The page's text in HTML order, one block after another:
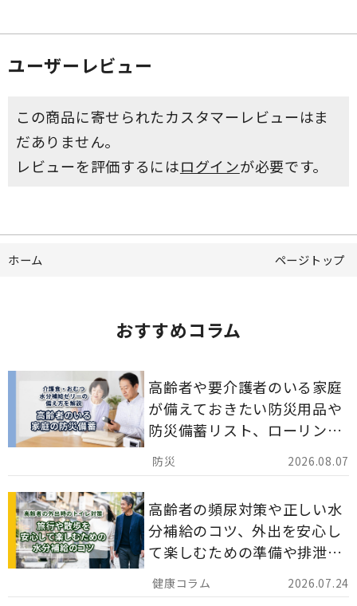
ユーザーレビュー
この商品に寄せられたカスタマーレビューはま
だありません。
レビューを評価するにはログインが必要です。
ホーム ページトップ
おすすめコラム
2026.08.07
高齢者や要介護者のいる家庭
が備えておきたい防災用品や
防災備蓄リスト、ローリング
ストックのポイントについて
解説します。
2026.07.24
高齢者の頻尿対策や正しい水
分補給のコツ、外出を安心し
て楽しむための準備や排泄ケ
ア用品の選び方を解説しま
す。